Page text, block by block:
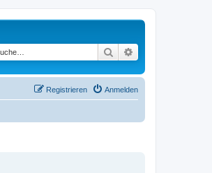
Suche
Anmelden
Registrieren